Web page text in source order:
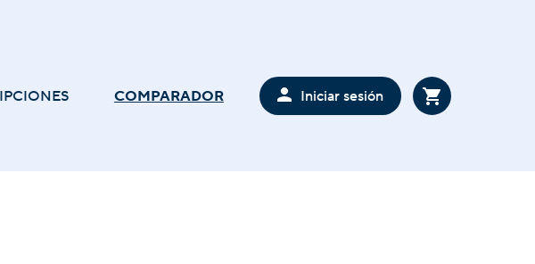
COMPARADOR Iniciar sesión